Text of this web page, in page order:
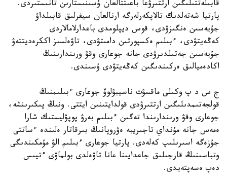
قابىلەتتىلىگىن ارتتىرۋعا باعىتتالعان ۇسىنىستارىن تانىستىردى.
پارتيا شەتەلدىك تالاپكەرلەرگە ارنالعان سيفرلىق قابىلداۋ
جۇيەسىن ەنگىزۋدى، قوس ديپلومدى باعدارلامالاردى
كەڭەيتۋدى، ءبىلىم ەكسپورتىن دامىتۋدى، تاۋەلسىز اككرەديتتەۋ
جۇيەسىن جەتىلدىرۋدى جانە جوعارى وقۋ ورىندارىنىڭ
اكادەميالىق ەركىندىگىن كەڭەيتۋدى ۇسىندى.
ج س د پ وكىلى ماقسۋت ناسيبۋلوۆ جوعارى ءبىلىمنىڭ
قولجەتىمدىلىگىن ارتتىرۋدى قولدايتىنىن ايتتى. ونىڭ پىكىرىنشە،
جوعارى وقۋ ورىندارىندا تەگىن ءبىلىم بەرۋ پوپۋليستىك شارا
ەمەس جانە مۇنداي تاجىريبە ەۋروپانىڭ بىرقاتار ەلىندە ءساتتى
جۇزەگە اسىرىلىپ كەلەدى. پارتيا جوعارى ءبىلىم الۋ مۇمكىندىگى
وتباسىنىڭ قارجىلىق جاعدايىنا عانا تاۋەلدى بولماۋى ءتيىس
دەپ ەسەپتەيدى.